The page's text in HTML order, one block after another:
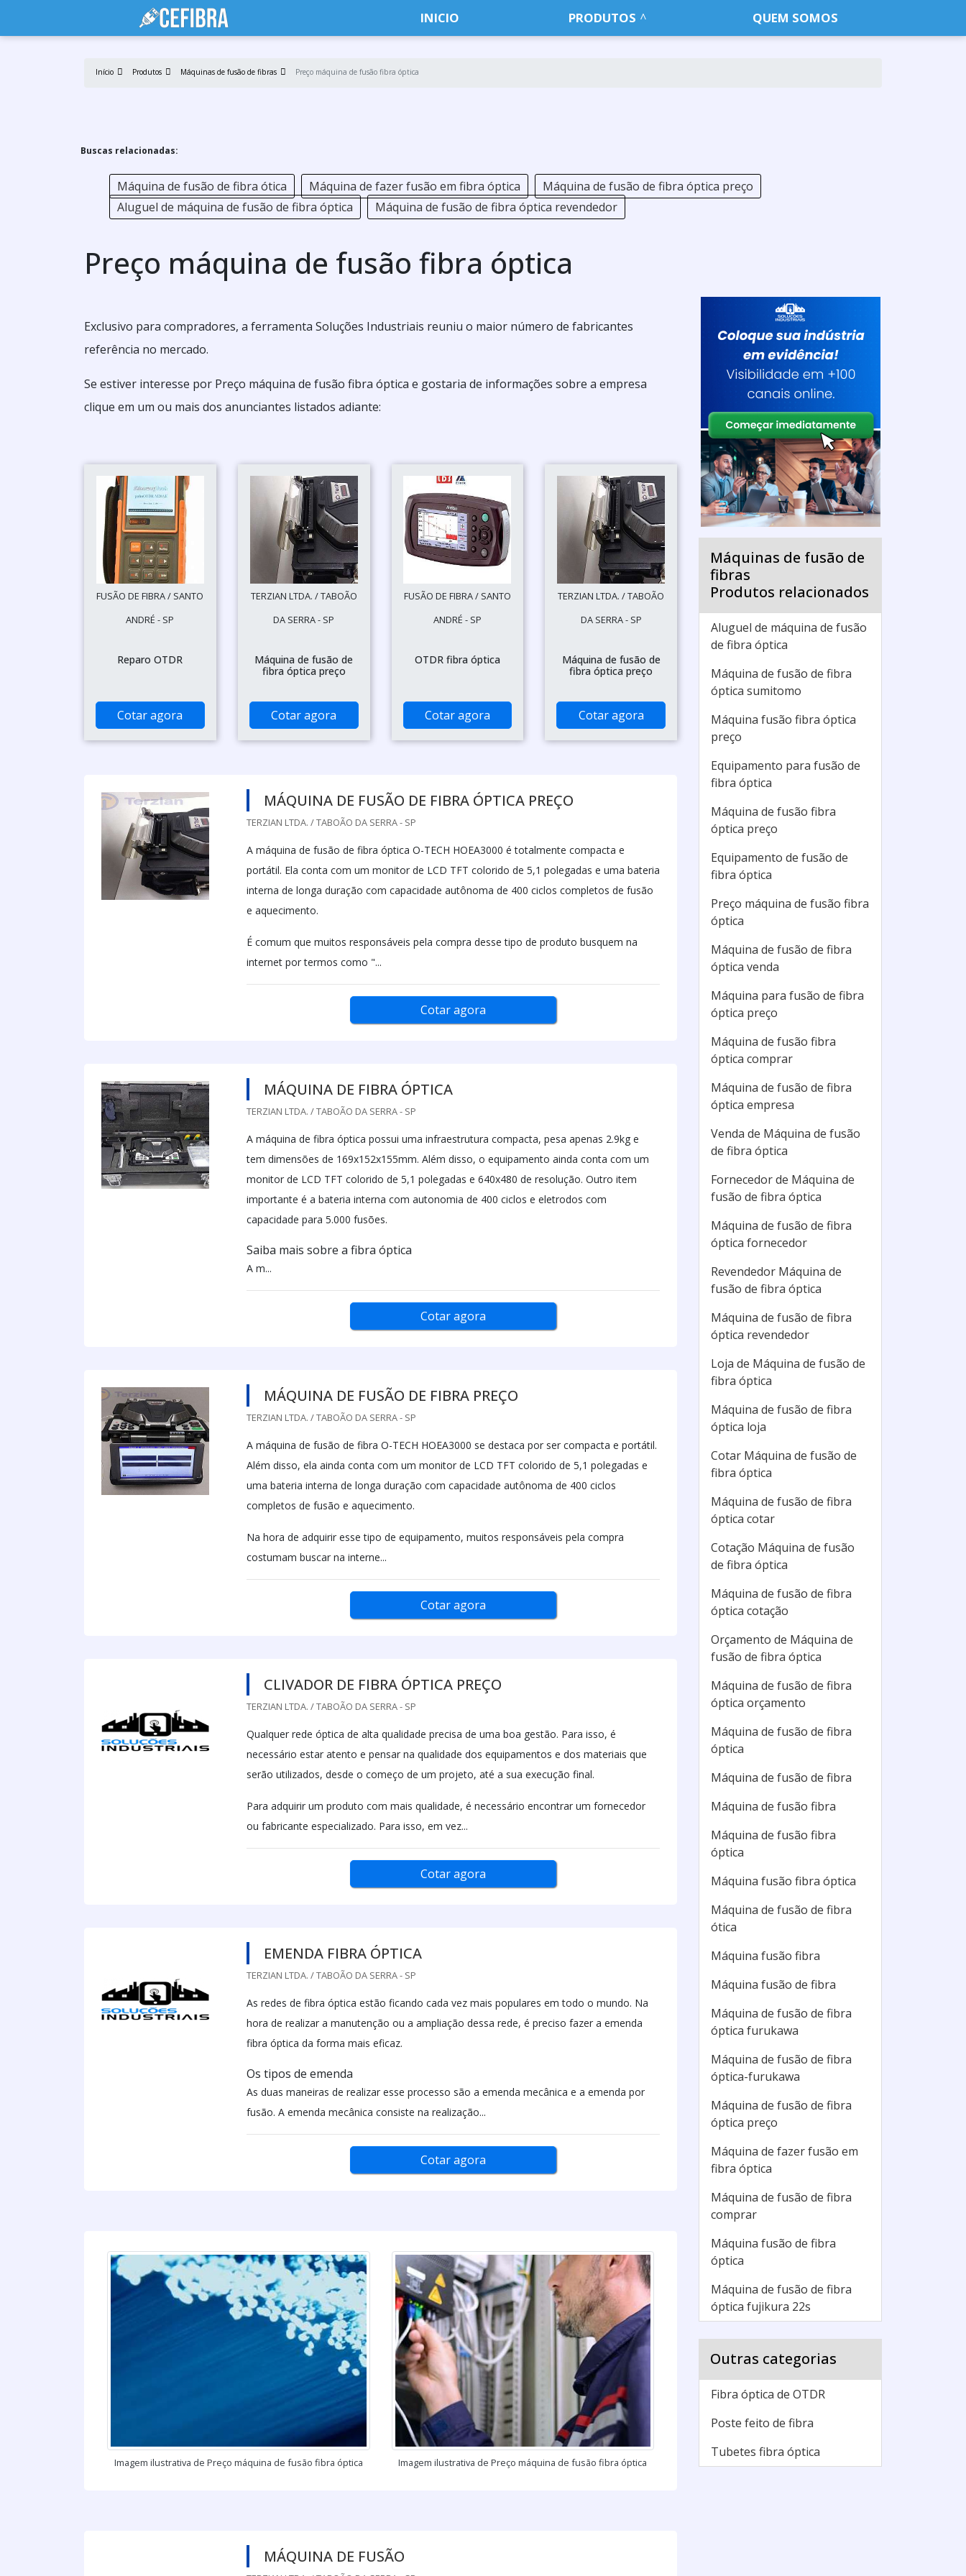
INICIO PRODUTOS QUEM SOMOS
Início Produtos Máquinas de fusão de fibras Preço máquina de fusão fibra óptica
Buscas relacionadas:
Máquina de fusão de fibra ótica Máquina de fazer fusão em fibra óptica
Máquina de fusão de fibra óptica preço
Aluguel de máquina de fusão de fibra óptica
Máquina de fusão de fibra óptica revendedor
Preço máquina de fusão fibra óptica
Exclusivo para compradores, a ferramenta Soluções Industriais reuniu o maior número de fabricantes
referência no mercado.
Se estiver interesse por Preço máquina de fusão fibra óptica e gostaria de informações sobre a empresa
clique em um ou mais dos anunciantes listados adiante:
FUSÃO DE FIBRA / SANTO
ANDRÉ - SP
Reparo OTDR
Cotar agora
TERZIAN LTDA. / TABOÃO
DA SERRA - SP
Máquina de fusão de
fibra óptica preço
Cotar agora
FUSÃO DE FIBRA / SANTO
ANDRÉ - SP
OTDR fibra óptica
Cotar agora
TERZIAN LTDA. / TABOÃO
DA SERRA - SP
Máquina de fusão de
fibra óptica preço
Cotar agora
MÁQUINA DE FUSÃO DE FIBRA ÓPTICA PREÇO
TERZIAN LTDA. / TABOÃO DA SERRA - SP
A máquina de fusão de fibra óptica O-TECH HOEA3000 é totalmente compacta e
portátil. Ela conta com um monitor de LCD TFT colorido de 5,1 polegadas e uma bateria
interna de longa duração com capacidade autônoma de 400 ciclos completos de fusão
e aquecimento.
É comum que muitos responsáveis pela compra desse tipo de produto busquem na
internet por termos como "...
Cotar agora
MÁQUINA DE FIBRA ÓPTICA
TERZIAN LTDA. / TABOÃO DA SERRA - SP
A máquina de fibra óptica possui uma infraestrutura compacta, pesa apenas 2.9kg e
tem dimensões de 169x152x155mm. Além disso, o equipamento ainda conta com um
monitor de LCD TFT colorido de 5,1 polegadas e 640x480 de resolução. Outro item
importante é a bateria interna com autonomia de 400 ciclos e eletrodos com
capacidade para 5.000 fusões.
Saiba mais sobre a fibra óptica
A m...
Cotar agora
MÁQUINA DE FUSÃO DE FIBRA PREÇO
TERZIAN LTDA. / TABOÃO DA SERRA - SP
A máquina de fusão de fibra O-TECH HOEA3000 se destaca por ser compacta e portátil.
Além disso, ela ainda conta com um monitor de LCD TFT colorido de 5,1 polegadas e
uma bateria interna de longa duração com capacidade autônoma de 400 ciclos
completos de fusão e aquecimento.
Na hora de adquirir esse tipo de equipamento, muitos responsáveis pela compra
costumam buscar na interne...
Cotar agora
CLIVADOR DE FIBRA ÓPTICA PREÇO
TERZIAN LTDA. / TABOÃO DA SERRA - SP
Qualquer rede óptica de alta qualidade precisa de uma boa gestão. Para isso, é
necessário estar atento e pensar na qualidade dos equipamentos e dos materiais que
serão utilizados, desde o começo de um projeto, até a sua execução final.
Para adquirir um produto com mais qualidade, é necessário encontrar um fornecedor
ou fabricante especializado. Para isso, em vez...
Cotar agora
EMENDA FIBRA ÓPTICA
TERZIAN LTDA. / TABOÃO DA SERRA - SP
As redes de fibra óptica estão ficando cada vez mais populares em todo o mundo. Na
hora de realizar a manutenção ou a ampliação dessa rede, é preciso fazer a emenda
fibra óptica da forma mais eficaz.
Os tipos de emenda
As duas maneiras de realizar esse processo são a emenda mecânica e a emenda por
fusão. A emenda mecânica consiste na realização...
Cotar agora
Imagem ilustrativa de Preço máquina de fusão fibra óptica Imagem ilustrativa de Preço máquina de fusão fibra óptica
MÁQUINA DE FUSÃO
Máquinas de fusão de
fibras
Produtos relacionados
Aluguel de máquina de fusão
de fibra óptica
Máquina de fusão de fibra
óptica sumitomo
Máquina fusão fibra óptica
preço
Equipamento para fusão de
fibra óptica
Máquina de fusão fibra
óptica preço
Equipamento de fusão de
fibra óptica
Preço máquina de fusão fibra
óptica
Máquina de fusão de fibra
óptica venda
Máquina para fusão de fibra
óptica preço
Máquina de fusão fibra
óptica comprar
Máquina de fusão de fibra
óptica empresa
Venda de Máquina de fusão
de fibra óptica
Fornecedor de Máquina de
fusão de fibra óptica
Máquina de fusão de fibra
óptica fornecedor
Revendedor Máquina de
fusão de fibra óptica
Máquina de fusão de fibra
óptica revendedor
Loja de Máquina de fusão de
fibra óptica
Máquina de fusão de fibra
óptica loja
Cotar Máquina de fusão de
fibra óptica
Máquina de fusão de fibra
óptica cotar
Cotação Máquina de fusão
de fibra óptica
Máquina de fusão de fibra
óptica cotação
Orçamento de Máquina de
fusão de fibra óptica
Máquina de fusão de fibra
óptica orçamento
Máquina de fusão de fibra
óptica
Máquina de fusão de fibra
Máquina de fusão fibra
Máquina de fusão fibra
óptica
Máquina fusão fibra óptica
Máquina de fusão de fibra
ótica
Máquina fusão fibra
Máquina fusão de fibra
Máquina de fusão de fibra
óptica furukawa
Máquina de fusão de fibra
óptica-furukawa
Máquina de fusão de fibra
óptica preço
Máquina de fazer fusão em
fibra óptica
Máquina de fusão de fibra
comprar
Máquina fusão de fibra
óptica
Máquina de fusão de fibra
óptica fujikura 22s
Outras categorias
Fibra óptica de OTDR
Poste feito de fibra
Tubetes fibra óptica